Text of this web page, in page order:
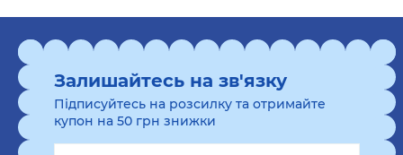
Залишайтесь на зв'язку
Підписуйтесь на розсилку та отримайте
купон на 50 грн знижки